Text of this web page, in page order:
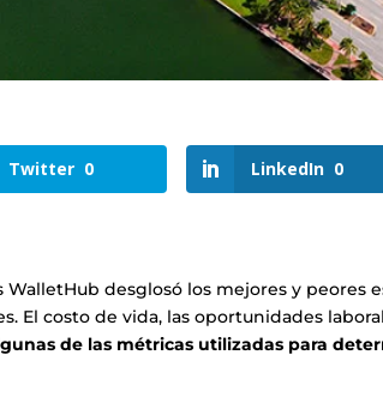
Twitter 0 LinkedIn 0
desglosó los mejores y peores
El costo de vida, las oportunidades
de las métricas utilizadas para